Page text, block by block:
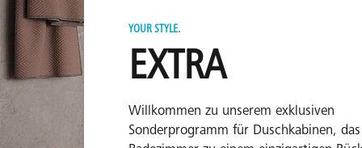
YOUR STYLE.
EXTRA
Willkommen zu unserem exklusiven
Sonderprogramm für Duschkabinen,